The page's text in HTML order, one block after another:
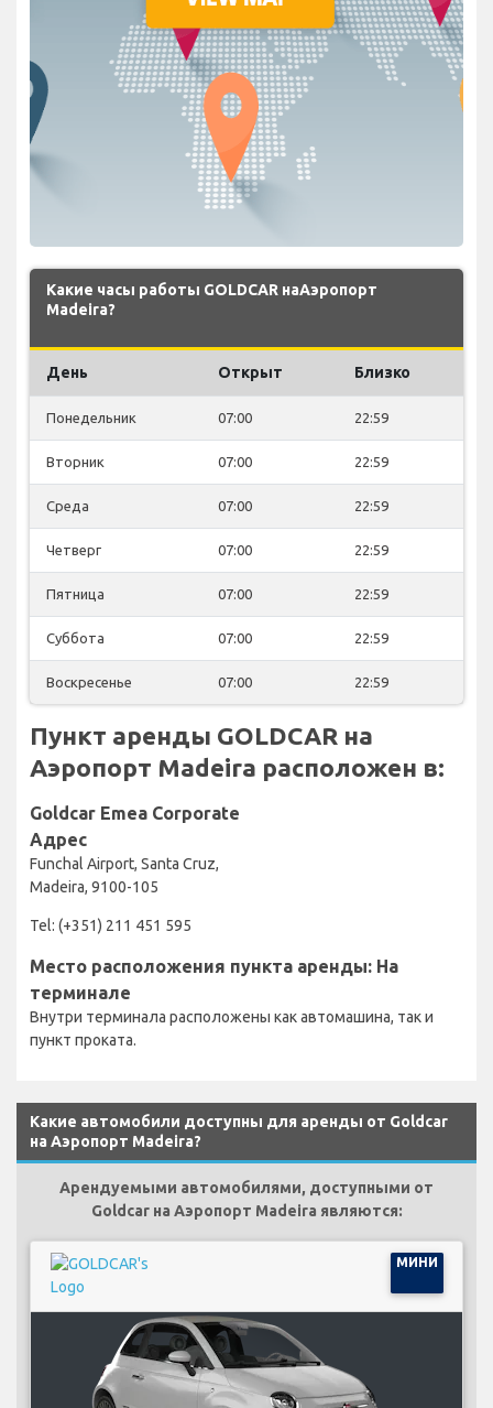
Какие часы работы GOLDCAR наАэропорт
Madeira?
День Открыт Близко
Понедельник 07:00 22:59
Вторник 07:00 22:59
Среда 07:00 22:59
Четверг 07:00 22:59
Пятница 07:00 22:59
Суббота 07:00 22:59
Воскресенье 07:00 22:59
Пункт аренды GOLDCAR на
Аэропорт Madeira расположен в:
Goldcar Emea Corporate
Адрес
Funchal Airport, Santa Cruz,
Madeira, 9100-105
Tel: (+351) 211 451 595
Место расположения пункта аренды: На
терминале
Внутри терминала расположены как автомашина, так и
пункт проката.
Какие автомобили доступны для аренды от Goldcar
на Аэропорт Madeira?
Арендуемыми автомобилями, доступными от
Goldcar на Аэропорт Madeira являются:
МИНИ